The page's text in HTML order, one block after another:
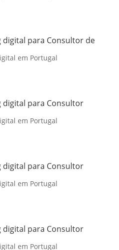
digital para Consultor de
em Portugal
digital para Consultor
em Portugal
digital para Consultor
em Portugal
digital para Consultor
em Portugal